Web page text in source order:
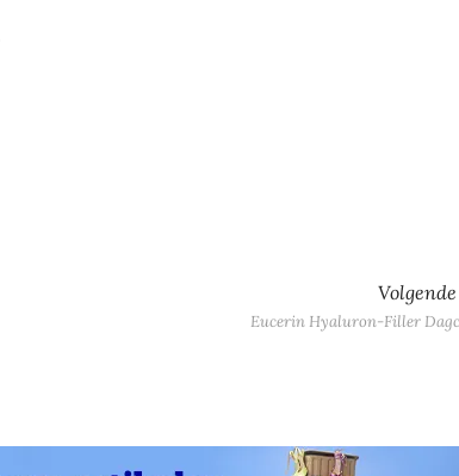
Eucerin Hyaluron-Filler